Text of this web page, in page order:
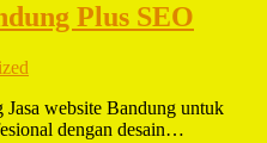
Plus SEO
Jasa website Bandung untuk
dengan desain…